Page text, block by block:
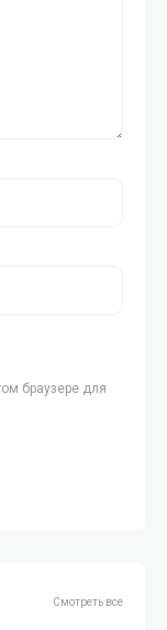
браузере для
Смотреть все